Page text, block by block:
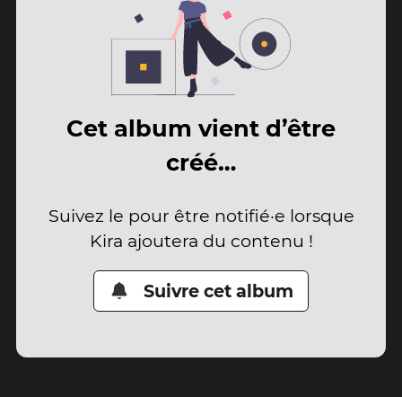
Cet album vient d’être
créé…
Suivez le pour être notifié·e lorsque
Kira ajoutera du contenu !
Suivre cet album